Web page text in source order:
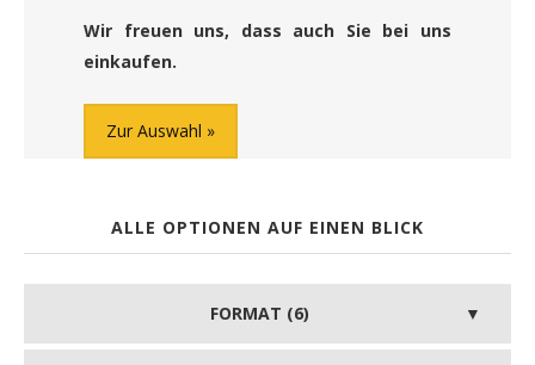
Wir freuen uns, dass auch Sie bei uns
einkaufen.
Zur Auswahl
ALLE OPTIONEN AUF EINEN BLICK
FORMAT (6)